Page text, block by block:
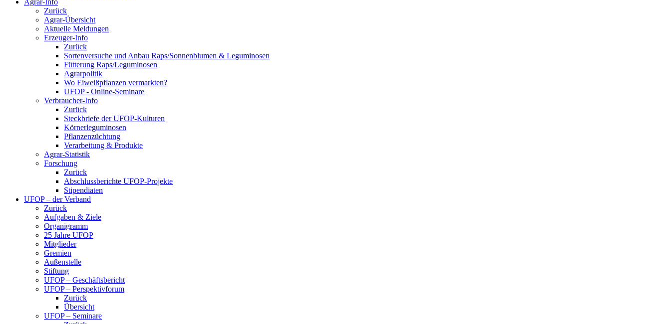
Agrar-Info
Zurück
Agrar-Übersicht
Aktuelle Meldungen
Erzeuger-Info
Zurück
Sortenversuche und Anbau Raps/Sonnenblumen & Leguminosen
Fütterung Raps/Leguminosen
Agrarpolitik
Wo Eiweißpflanzen vermarkten?
UFOP - Online-Seminare
Verbraucher-Info
Zurück
Steckbriefe der UFOP-Kulturen
Körnerleguminosen
Pflanzenzüchtung
Verarbeitung & Produkte
Agrar-Statistik
Forschung
Zurück
Abschlussberichte UFOP-Projekte
Stipendiaten
UFOP – der Verband
Zurück
Aufgaben & Ziele
Organigramm
25 Jahre UFOP
Mitglieder
Gremien
Außenstelle
Stiftung
UFOP – Geschäftsbericht
UFOP – Perspektivforum
Zurück
Übersicht
UFOP – Seminare